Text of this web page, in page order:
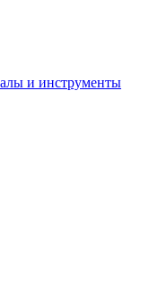
и инструменты